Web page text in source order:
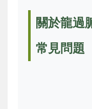
關於龍過
常見問題